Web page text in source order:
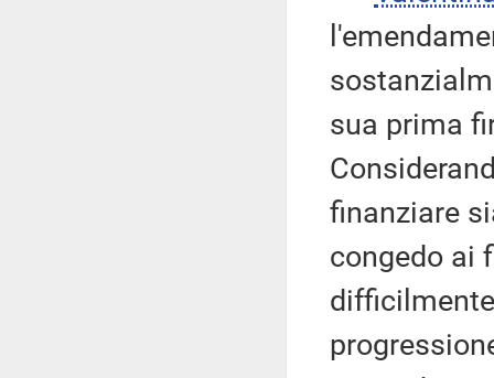
sua prima
finanziare
congedo ai